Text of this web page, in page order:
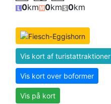
0km 0km 0km
Vis kort af turistattraktioner
Vis kort over boformer
Vis på kort